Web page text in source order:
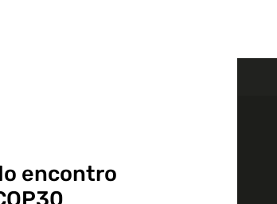
encontro